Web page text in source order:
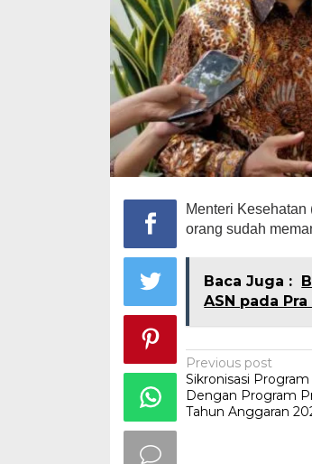
Menteri
orang sudah
Baca Juga :
ASN pada
Post
Previous post
Sikronisasi
Dengan Program
Tahun Anggaran